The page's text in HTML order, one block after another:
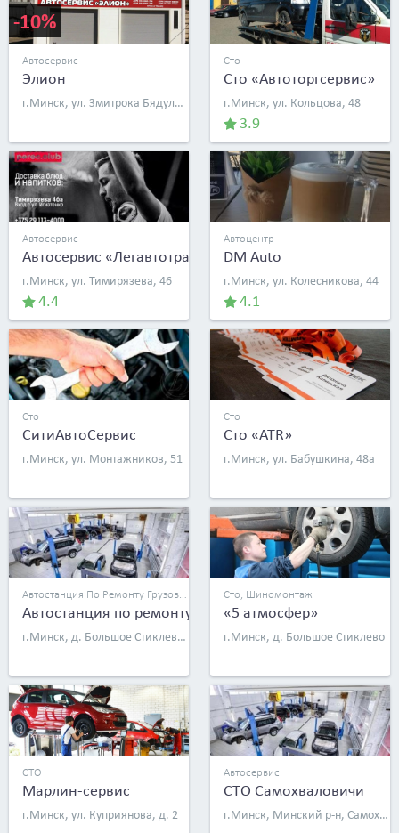
-10%
Автосервис
Элион
г.Минск, ул. Змитрока Бядули, д. 13
Сто
Сто «Автоторгсервис»
г.Минск, ул. Кольцова, 48
3.9
Автосервис
Автосервис «Легавтотранс»
г.Минск, ул. Тимирязева, 46
4.4
Автоцентр
DM Auto
г.Минск, ул. Колесникова, 44
4.1
Сто
СитиАвтоСервис
г.Минск, ул. Монтажников, 51
Сто
Сто «ATR»
г.Минск, ул. Бабушкина, 48а
Автостанция По Ремонту Грузовых Автомобилей
Автостанция по ремонту грузовых автомобилей
г.Минск, д. Большое Стиклево, 58а
Сто, Шиномонтаж
«5 атмосфер»
г.Минск, д. Большое Стиклево
СТО
Марлин-сервис
г.Минск, ул. Куприянова, д. 2
Автосервис
СТО Самохваловичи
г.Минск, Минский р-н, Самохваловичский с/с, аг. Самохваловичи, ул. Атолинская, д. 1